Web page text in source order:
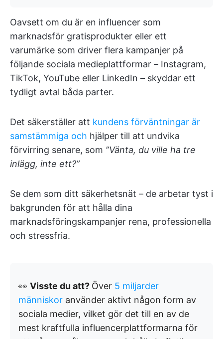
Oavsett om du är en influencer som
marknadsför gratisprodukter eller ett
varumärke som driver flera kampanjer på
följande sociala medieplattformar – Instagram,
TikTok, YouTube eller LinkedIn – skyddar ett
tydligt avtal båda parter.
Det säkerställer att kundens förväntningar är
samstämmiga och hjälper till att undvika
förvirring senare, som ”Vänta, du ville ha tre
inlägg, inte ett?”
Se dem som ditt säkerhetsnät – de arbetar tyst i
bakgrunden för att hålla dina
marknadsföringskampanjer rena, professionella
och stressfria.
👀 Visste du att? Över 5 miljarder
människor använder aktivt någon form av
sociala medier, vilket gör det till en av de
mest kraftfulla influencerplattformarna för